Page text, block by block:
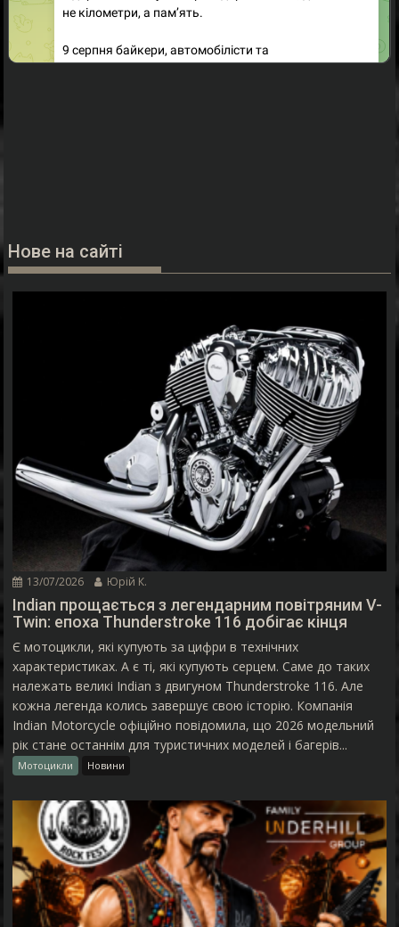
Нове на сайті
13/07/2026 Юрій К.
Indian прощається з легендарним повітряним V-
Twin: епоха Thunderstroke 116 добігає кінця
Є мотоцикли, які купують за цифри в технічних
характеристиках. А є ті, які купують серцем. Саме до таких
належать великі Indian з двигуном Thunderstroke 116. Але
кожна легенда колись завершує свою історію. Компанія
Indian Motorcycle офіційно повідомила, що 2026 модельний
рік стане останнім для туристичних моделей і багерів...
Мотоцикли Новини